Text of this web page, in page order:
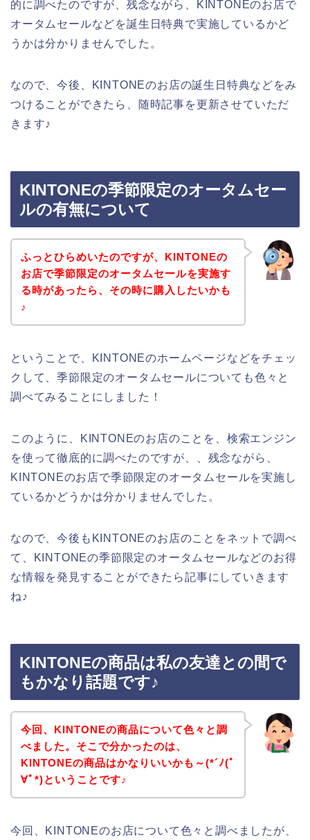
的に調べたのですが、残念ながら、KINTONEのお店で
オータムセールなどを誕生日特典で実施しているかど
うかは分かりませんでした。
なので、今後、KINTONEのお店の誕生日特典などをみ
つけることができたら、随時記事を更新させていただ
きます♪
KINTONEの季節限定のオータムセー
ルの有無について
ふっとひらめいたのですが、KINTONEの
お店で季節限定のオータムセールを実施す
る時があったら、その時に購入したいかも
♪
ということで、KINTONEのホームページなどをチェッ
クして、季節限定のオータムセールについても色々と
調べてみることにしました！
このように、KINTONEのお店のことを、検索エンジン
を使って徹底的に調べたのですが、、残念ながら、
KINTONEのお店で季節限定のオータムセールを実施し
ているかどうかは分かりませんでした。
なので、今後もKINTONEのお店のことをネットで調べ
て、KINTONEの季節限定のオータムセールなどのお得
な情報を発見することができたら記事にしていきます
ね♪
KINTONEの商品は私の友達との間で
もかなり話題です♪
今回、KINTONEの商品について色々と調
べました。そこで分かったのは、
KINTONEの商品はかなりいいかも～(*´ﾉ(ﾟ
∀ﾟ*)ということです♪
今回、KINTONEのお店について色々と調べましたが、